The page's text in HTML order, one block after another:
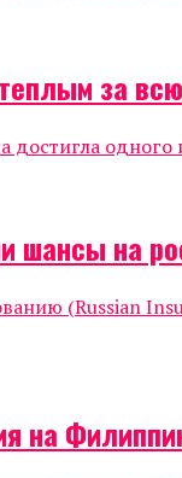
за
достигла
шансы на
(Russian
на